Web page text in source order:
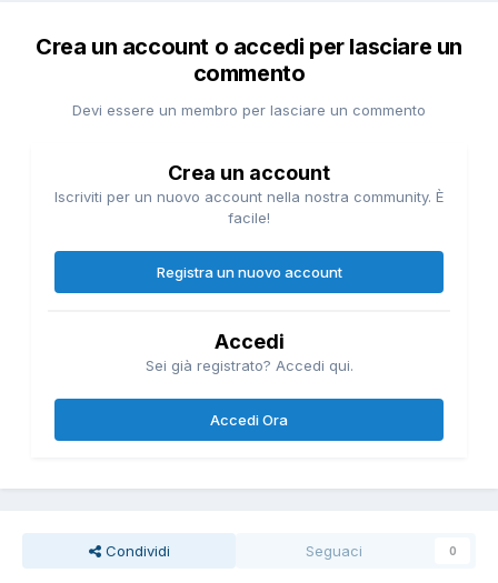
Crea un account o accedi per lasciare un
commento
Devi essere un membro per lasciare un commento
Crea un account
Iscriviti per un nuovo account nella nostra community. È
facile!
Registra un nuovo account
Accedi
Sei già registrato? Accedi qui.
Accedi Ora
Condividi Seguaci 0